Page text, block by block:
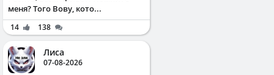
меня? Того Вову, кото...
14 138
Лиса
07-08-2026